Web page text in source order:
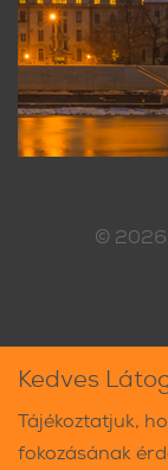
© 2026
Kedves
Tájékoztatjuk,
fokozásának